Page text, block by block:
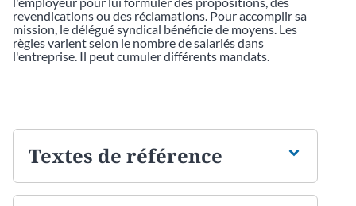
revendications ou des réclamations. Pour accomplir sa
mission, le délégué syndical bénéficie de moyens. Les
règles varient selon le nombre de salariés dans
l'entreprise. Il peut cumuler différents mandats.
Textes de référence